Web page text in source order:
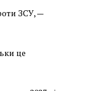
ЗСУ, —
це